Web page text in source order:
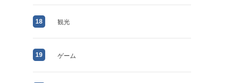
18 観光
19 ゲーム